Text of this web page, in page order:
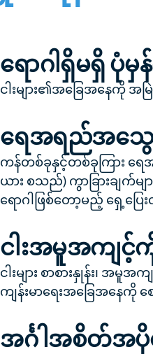
ရောဂါရှိမရှိ ပုံမှ
ငါးများ၏အခြေအနေကို အမ
ရေအရည်အသွေ
ကန်တစ်ခုနှင့်တစ်ခုကြား ရေအ
ယား စသည်) ကွာခြားချက်မ
ရောဂါဖြစ်တော့မည့် ရှေ့ပြ
ငါးအမူအကျင့်
ငါးများ စာစားနှုန်း၊ အမူ
ကျန်းမာရေးအခြေအနေကို စ
အင်္ဂါအစိတ်အပိုင်